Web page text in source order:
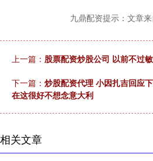
九鼎配资提示：文章
上一篇： 股票配资炒股公司 以前不过
下一篇： 炒股配资代理 小因扎吉回应
在这很好不想念意大利
相关文章